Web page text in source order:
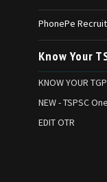
PhonePe
Know Your
KNOW YOUR
NEW - TSPSC
EDIT OTR